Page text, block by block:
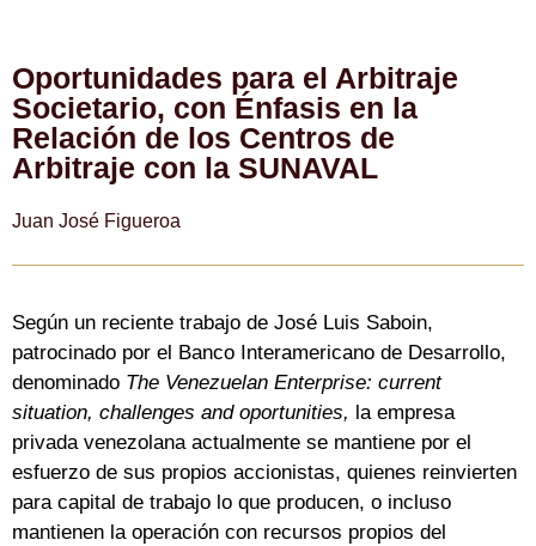
Oportunidades para el Arbitraje
Societario, con Énfasis en la
Relación de los Centros de
Arbitraje con la SUNAVAL
Juan José Figueroa
Según un reciente trabajo de José Luis Saboin,
patrocinado por el Banco Interamericano de Desarrollo,
denominado The Venezuelan Enterprise: current
situation, challenges and oportunities, la empresa
privada venezolana actualmente se mantiene por el
esfuerzo de sus propios accionistas, quienes reinvierten
para capital de trabajo lo que producen, o incluso
mantienen la operación con recursos propios del